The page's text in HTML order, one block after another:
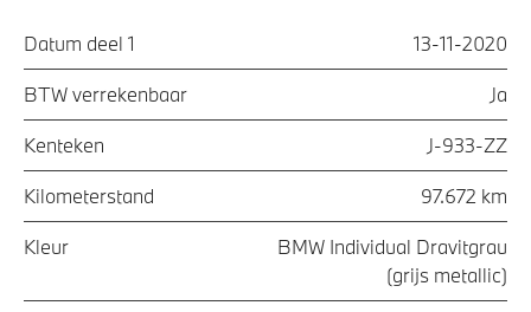
Datum deel 1 13-11-2020
BTW verrekenbaar Ja
Kenteken J-933-ZZ
Kilometerstand 97.672 km
Kleur
BMW Individual Dravitgrau
(grijs metallic)